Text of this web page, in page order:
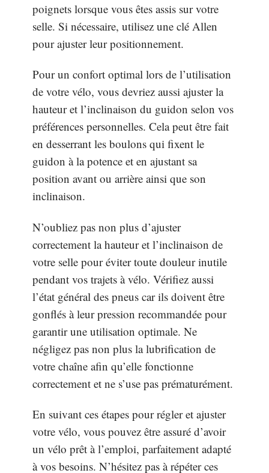
poignets lorsque vous êtes assis sur votre
selle. Si nécessaire, utilisez une clé Allen
pour ajuster leur positionnement.
Pour un confort optimal lors de l’utilisation
de votre vélo, vous devriez aussi ajuster la
hauteur et l’inclinaison du guidon selon vos
préférences personnelles. Cela peut être fait
en desserrant les boulons qui fixent le
guidon à la potence et en ajustant sa
position avant ou arrière ainsi que son
inclinaison.
N’oubliez pas non plus d’ajuster
correctement la hauteur et l’inclinaison de
votre selle pour éviter toute douleur inutile
pendant vos trajets à vélo. Vérifiez aussi
l’état général des pneus car ils doivent être
gonflés à leur pression recommandée pour
garantir une utilisation optimale. Ne
négligez pas non plus la lubrification de
votre chaîne afin qu’elle fonctionne
correctement et ne s’use pas prématurément.
En suivant ces étapes pour régler et ajuster
votre vélo, vous pouvez être assuré d’avoir
un vélo prêt à l’emploi, parfaitement adapté
à vos besoins. N’hésitez pas à répéter ces